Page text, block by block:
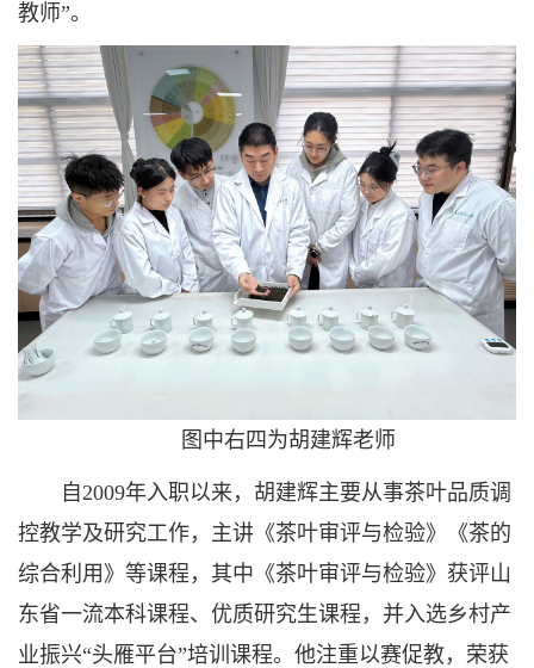
教师”。
图中右四为胡建辉老师
自2009年入职以来，胡建辉主要从事茶叶品质调
控教学及研究工作，主讲《茶叶审评与检验》《茶的
综合利用》等课程，其中《茶叶审评与检验》获评山
东省一流本科课程、优质研究生课程，并入选乡村产
业振兴“头雁平台”培训课程。他注重以赛促教，荣获